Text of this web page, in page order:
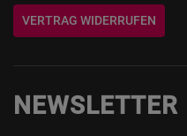
VERTRAG WIDERRUFEN
NEWSLETTER